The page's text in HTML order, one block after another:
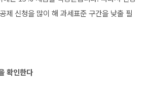
제 신청을 많이 해 과세표준 구간을 낮출 필
확인한다